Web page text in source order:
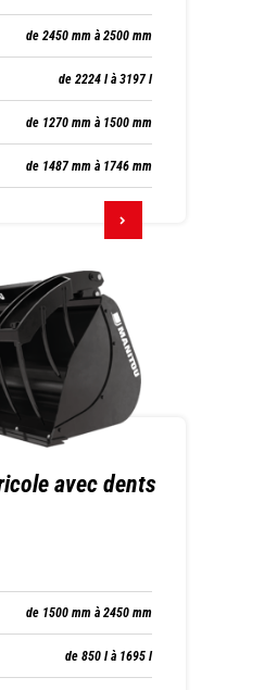
de 2450 mm à 2500 mm
de 2224 l à 3197 l
de 1270 mm à 1500 mm
de 1487 mm à 1746 mm
avec dents
de 1500 mm à 2450 mm
de 850 l à 1695 l